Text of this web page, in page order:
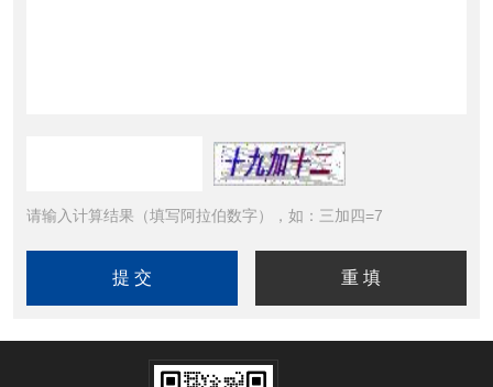
请输入计算结果（填写阿拉伯数字），如：三加四=7